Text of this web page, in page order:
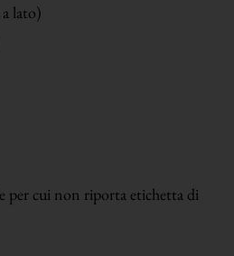
lato)
per cui non riporta etichetta di